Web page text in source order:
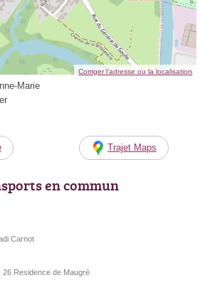
Corriger l’adresse ou la localisation
Marie
Trajet Maps
en commun
Carnot
26 Residence de Maugré